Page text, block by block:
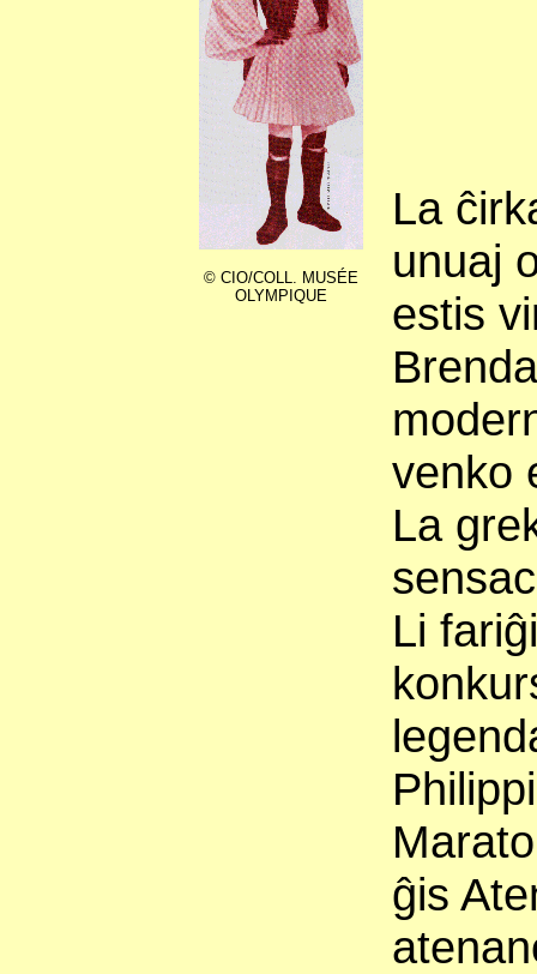
© CIO/COLL. MUSÉE
OLYMPIQUE
La
unuaj
estis
venko
La
Li
ĝis